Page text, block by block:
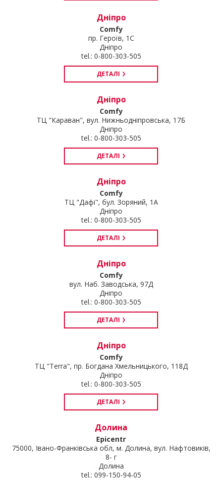
Дніпро
Comfy
пр. Героїв, 1С
Дніпро
tel.: 0-800-303-505
ДЕТАЛІ
Дніпро
Comfy
ТЦ "Караван", вул. Нижньодніпровська, 17Б
Дніпро
tel.: 0-800-303-505
ДЕТАЛІ
Дніпро
Comfy
ТЦ "Дафі", бул. Зоряний, 1А
Дніпро
tel.: 0-800-303-505
ДЕТАЛІ
Дніпро
Comfy
вул. Наб. Заводська, 97Д
Дніпро
tel.: 0-800-303-505
ДЕТАЛІ
Дніпро
Comfy
ТЦ "Terra", пр. Богдана Хмельницького, 118Д
Дніпро
tel.: 0-800-303-505
ДЕТАЛІ
Долина
Epicentr
75000, Івано-Франківська обл, м. Долина, вул. Нафтовиків,
8- г
Долина
tel.: 099-150-94-05